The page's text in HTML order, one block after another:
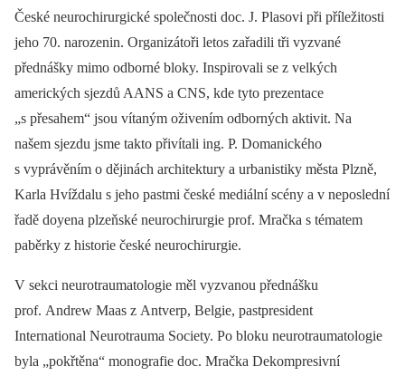
České neurochirurgické společnosti doc. J. Plasovi při příležitosti
jeho 70. narozenin. Organizátoři letos zařadili tři vyzvané
přednášky mimo odborné bloky. Inspirovali se z velkých
amerických sjezdů AANS a CNS, kde tyto prezentace
„s přesahem“ jsou vítaným oživením odborných aktivit. Na
našem sjezdu jsme takto přivítali ing. P. Domanického
s vyprávěním o dějinách architektury a urbanistiky města Plzně,
Karla Hvíždalu s jeho pastmi české mediální scény a v neposlední
řadě doyena plzeňské neurochirurgie prof. Mračka s tématem
paběrky z historie české neurochirurgie.
V sekci neurotraumatologie měl vyzvanou přednášku
prof. Andrew Maas z Antverp, Belgie, pastpresident
International Neurotrauma Society. Po bloku neurotraumatologie
byla „pokřtěna“ monografie doc. Mračka Dekompresivní